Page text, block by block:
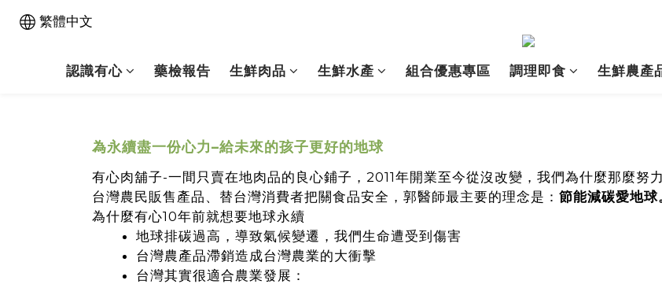
繁體中文
認識有心 藥檢報告 生鮮肉品 生鮮水產 組合優惠專區 調理即食 生鮮農產
為永續盡一份心力–給未來的孩子更好的地球
有心肉舖子-一間只賣在地肉品的良心鋪子，2011年開業至今從沒改變，我們為什麼那麼努
台灣農民販售產品、替台灣消費者把關食品安全，郭醫師最主要的理念是： 節能減碳愛地球
為什麼有心10年前就想要地球永續
地球排碳過高，導致氣候變遷，我們生命遭受到傷害
台灣農產品滯銷造成台灣農業的大衝擊
台灣其實很適合農業發展：